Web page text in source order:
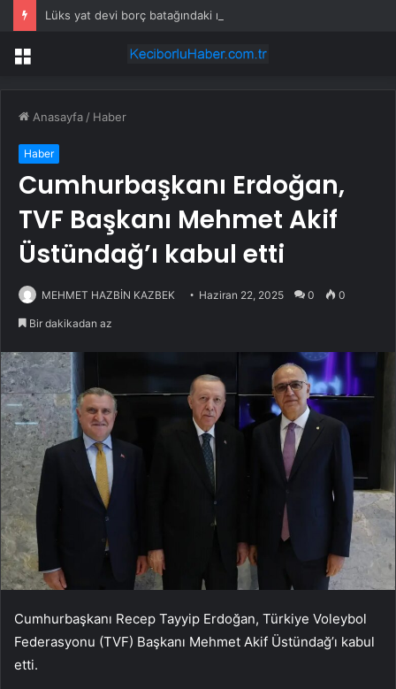
Lüks yat devi borç batağındaki rakibini satın alıyor
Menü
Anasayfa / Haber
Haber
Cumhurbaşkanı Erdoğan,
TVF Başkanı Mehmet Akif
Üstündağ’ı kabul etti
MEHMET HAZBİN KAZBEK Haziran 22, 2025 0 0
Bir dakikadan az
Cumhurbaşkanı Recep Tayyip Erdoğan, Türkiye Voleybol
Federasyonu (TVF) Başkanı Mehmet Akif Üstündağ’ı kabul
etti.